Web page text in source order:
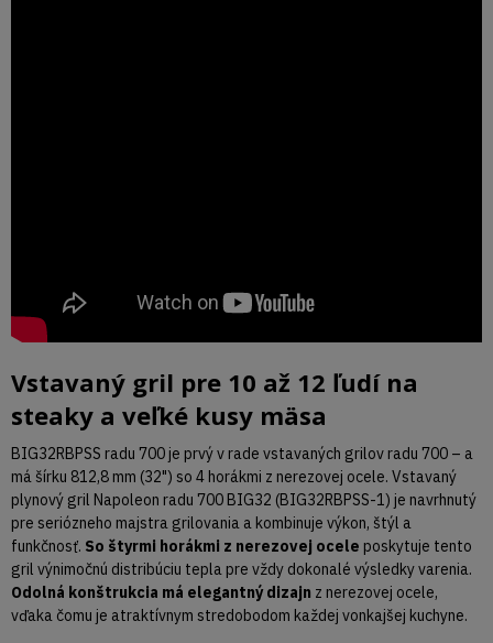
Vstavaný gril pre 10 až 12 ľudí na
steaky a veľké kusy mäsa
BIG32RBPSS radu 700 je prvý v rade vstavaných grilov radu 700 – a
má šírku 812,8 mm (32") so 4 horákmi z nerezovej ocele. Vstavaný
plynový gril Napoleon radu 700 BIG32 (BIG32RBPSS-1) je navrhnutý
pre seriózneho majstra grilovania a kombinuje výkon, štýl a
funkčnosť. So štyrmi horákmi z nerezovej ocele poskytuje tento
gril výnimočnú distribúciu tepla pre vždy dokonalé výsledky varenia.
Odolná konštrukcia má elegantný dizajn z nerezovej ocele,
vďaka čomu je atraktívnym stredobodom každej vonkajšej kuchyne.